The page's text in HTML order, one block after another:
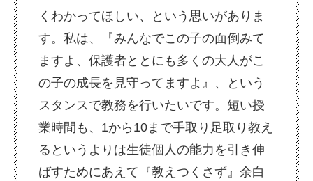
くわかってほしい、という思いがありま
す。私は、『みんなでこの子の面倒みて
ますよ、保護者ととにも多くの大人がこ
の子の成長を見守ってますよ』、という
スタンスで教務を行いたいです。短い授
業時間も、1から10まで手取り足取り教え
るというよりは生徒個人の能力を引き伸
ばすためにあえて『教えつくさず』余白